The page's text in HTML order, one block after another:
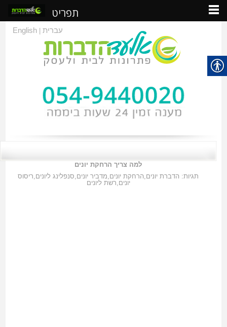
עברית|
English
למה צריך הרחקת יונים
תגיות: הדברת יונים,הרחקת יונים,מדביר יונים,סנפלינג ליונים,ריסוס
יונים,רשת ליונים
תפריט